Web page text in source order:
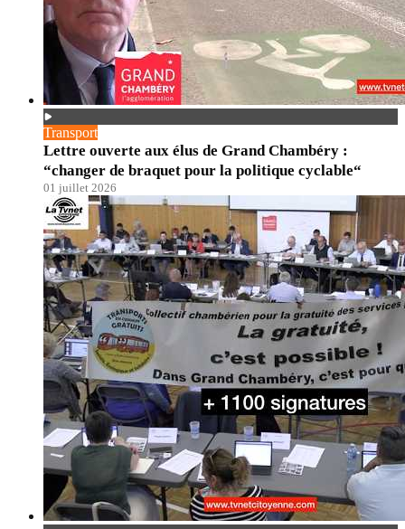
Transport
Lettre ouverte aux élus de Grand Chambéry :
“changer de braquet pour la politique cyclable“
01 juillet 2026